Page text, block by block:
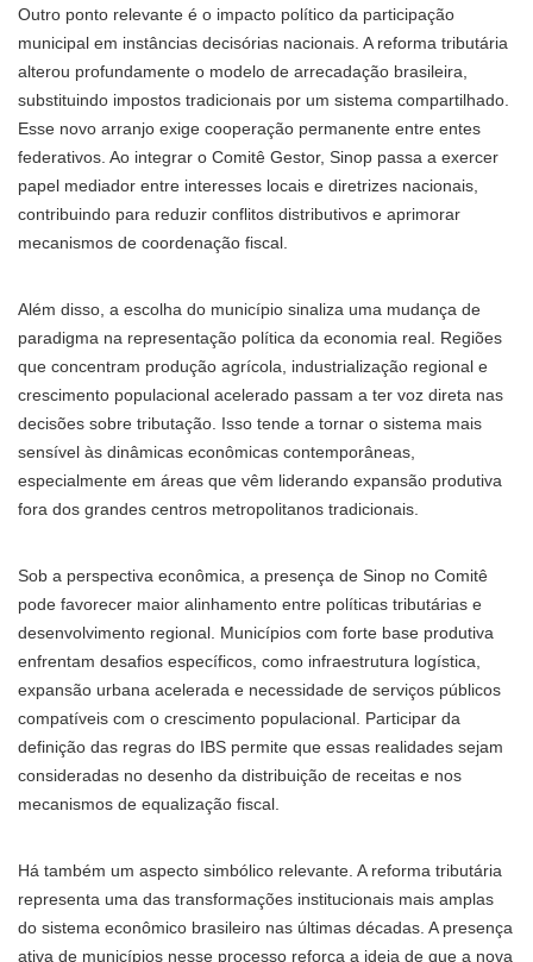
Outro ponto relevante é o impacto político da participação
municipal em instâncias decisórias nacionais. A reforma tributária
alterou profundamente o modelo de arrecadação brasileira,
substituindo impostos tradicionais por um sistema compartilhado.
Esse novo arranjo exige cooperação permanente entre entes
federativos. Ao integrar o Comitê Gestor, Sinop passa a exercer
papel mediador entre interesses locais e diretrizes nacionais,
contribuindo para reduzir conflitos distributivos e aprimorar
mecanismos de coordenação fiscal.
Além disso, a escolha do município sinaliza uma mudança de
paradigma na representação política da economia real. Regiões
que concentram produção agrícola, industrialização regional e
crescimento populacional acelerado passam a ter voz direta nas
decisões sobre tributação. Isso tende a tornar o sistema mais
sensível às dinâmicas econômicas contemporâneas,
especialmente em áreas que vêm liderando expansão produtiva
fora dos grandes centros metropolitanos tradicionais.
Sob a perspectiva econômica, a presença de Sinop no Comitê
pode favorecer maior alinhamento entre políticas tributárias e
desenvolvimento regional. Municípios com forte base produtiva
enfrentam desafios específicos, como infraestrutura logística,
expansão urbana acelerada e necessidade de serviços públicos
compatíveis com o crescimento populacional. Participar da
definição das regras do IBS permite que essas realidades sejam
consideradas no desenho da distribuição de receitas e nos
mecanismos de equalização fiscal.
Há também um aspecto simbólico relevante. A reforma tributária
representa uma das transformações institucionais mais amplas
do sistema econômico brasileiro nas últimas décadas. A presença
ativa de municípios nesse processo reforça a ideia de que a nova